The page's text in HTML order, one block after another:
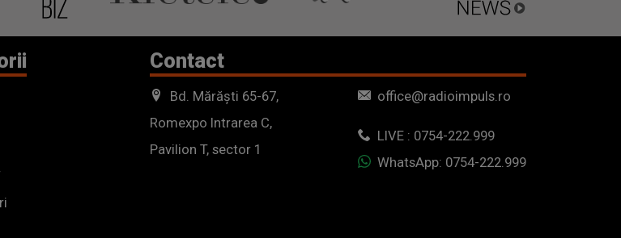
Contact
Bd. Mărăști 65-67,
Romexpo Intrarea C,
Pavilion T, sector 1
office@radioimpuls.ro
LIVE : 0754-222.999
WhatsApp: 0754-222.999